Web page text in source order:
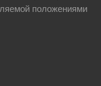
положениями